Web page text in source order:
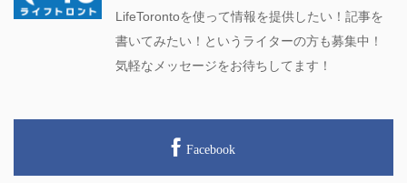
LifeTorontoを使って情報を提供したい！記事を
書いてみたい！というライターの方も募集中！
気軽なメッセージをお待ちしてます！
Facebook